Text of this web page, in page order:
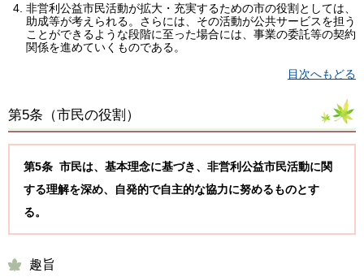
非営利公益市民活動が拡大・充実するための市の役割としては、
助成等が考えられる。さらには、その活動が公共サービスを担う
ことができるような段階に至った場合には、事業の委託等の契約
関係を進めていくものである。
目次へもどる
第5条（市民の役割 ）
第5条 市民は、基本理念に基づき、非営利公益市民活動に関
する理解を深め、自発的で自主的な協力に努めるものとす
る。
趣旨